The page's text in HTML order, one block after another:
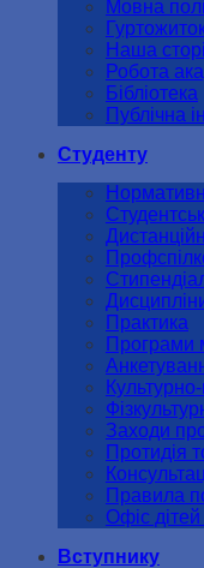
Мовна
Наша
Робота
Бібліотека
Публічна
Студенту
Практика
Програми
Заходи
Протидія
Правила
Офіс
Вступнику